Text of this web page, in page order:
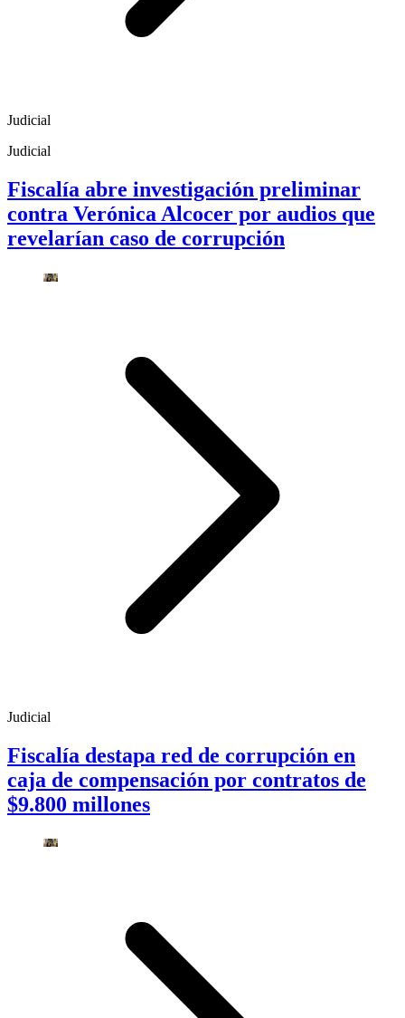
Judicial
Judicial
Fiscalía abre investigación preliminar
contra Verónica Alcocer por audios que
revelarían caso de corrupción
Judicial
Fiscalía destapa red de corrupción en
caja de compensación por contratos de
$9.800 millones